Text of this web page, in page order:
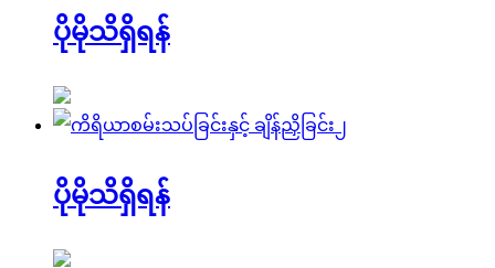
ပိုမိုသိရှိရန်
ပိုမိုသိရှိရန်